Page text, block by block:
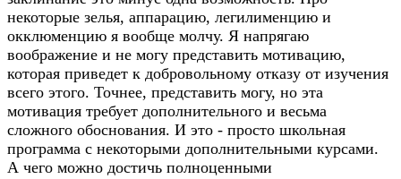
некоторые зелья, аппарацию, легилименцию и
окклюменцию я вообще молчу. Я напрягаю
воображение и не могу представить мотивацию,
которая приведет к добровольному отказу от изучения
всего этого. Точнее, представить могу, но эта
мотивация требует дополнительного и весьма
сложного обоснования. И это - просто школьная
программа с некоторыми дополнительными курсами.
А чего можно достичь полноценными